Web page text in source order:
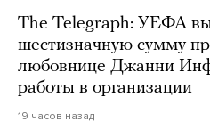
The Telegraph: УЕФА
шестизначную сумму
любовнице Джанни
работы в организации
19 часов назад